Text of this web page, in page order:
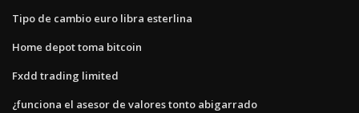
Tipo de cambio euro libra esterlina
Home depot toma bitcoin
Fxdd trading limited
¿funciona el asesor de valores tonto abigarrado